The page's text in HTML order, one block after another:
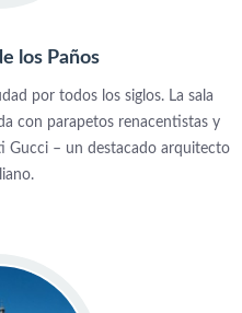
los Paños
por todos los siglos. La sala
con parapetos renacentistas y
Gucci – un destacado arquitecto